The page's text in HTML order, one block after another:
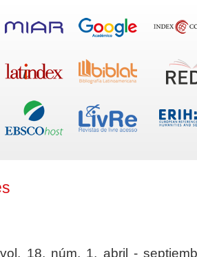
vol. 18, núm. 1, abril -